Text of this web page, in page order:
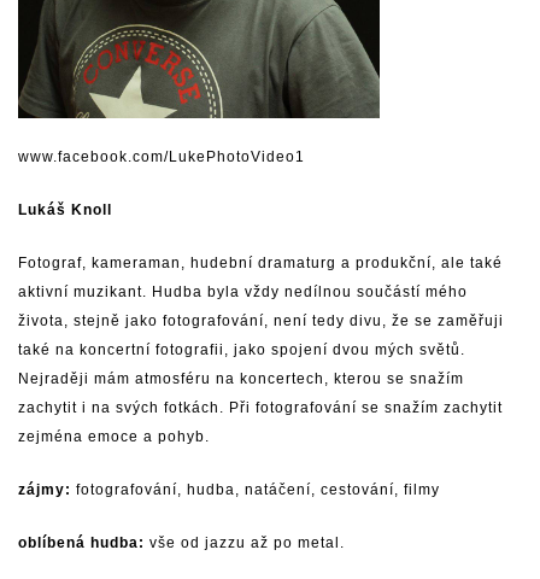
www.facebook.com/LukePhotoVideo1
Lukáš Knoll
Fotograf, kameraman, hudební dramaturg a produkční, ale také
aktivní muzikant. Hudba byla vždy nedílnou součástí mého
života, stejně jako fotografování, není tedy divu, že se zaměřuji
také na koncertní fotografii, jako spojení dvou mých světů.
Nejraději mám atmosféru na koncertech, kterou se snažím
zachytit i na svých fotkách. Při fotografování se snažím zachytit
zejména emoce a pohyb.
zájmy: fotografování, hudba, natáčení, cestování, filmy
oblíbená hudba: vše od jazzu až po metal.